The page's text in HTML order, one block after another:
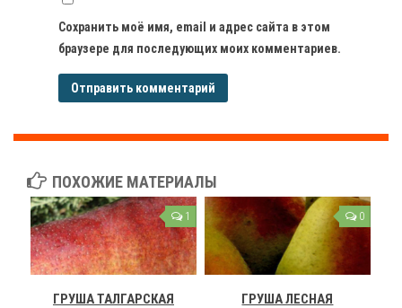
Сохранить моё имя, email и адрес сайта в этом
браузере для последующих моих комментариев.
ПОХОЖИЕ МАТЕРИАЛЫ
1
ГРУША ТАЛГАРСКАЯ
0
ГРУША ЛЕСНАЯ